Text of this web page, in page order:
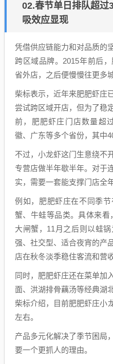
02.春节单日排队超过
吸效应显现
凭借供应链能力和对品质的
跨区域品牌。2015年前后
省外店，之后便慢慢往更多
柴标表示，近年来肥肥虾庄
尝试跨区域开店，但为了稳
前，肥肥虾庄门店数量超
徽、广东等多个省份，其中
不过，小龙虾这门生意绕不
专营店做半年歇半年。对于
实，需要一套能支撑门店全
例如，肥肥虾庄在不同季
蟹、牛蛙等品类。具体来看
大闸蟹，11月之后则以蛙
强、社交型、适合夜宵的产
店在秋冬淡季稳住客流和营收
同时，肥肥虾庄还在菜单加
面、洪湖排骨藕汤等经典湖
柴标介绍，目前肥肥虾庄小
左右。
产品多元化解决了季节困局
要一个更抓人的理由。